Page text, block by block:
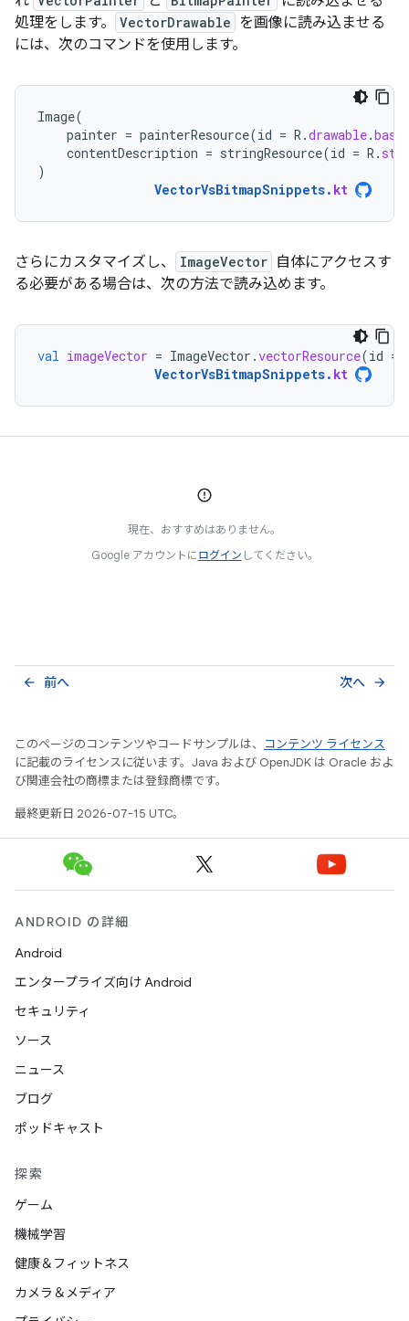
処理をします。
VectorDrawable を画像に読み込ませる
には、次のコマンドを使用します。
Image(
painter = painterResource(id = R .drawable.
contentDescription = stringResource(id = R .
)
VectorVsBitmapSnippets. kt
さらにカスタマイズし、 ImageVector 自体にアクセスす
る必要がある場合は、次の方法で読み込めます。
val imageVector = ImageVector .vectorResource(id =
VectorVsBitmapSnippets. kt
現在、おすすめはありません。
Google アカウントに ログイン してください。
前へ
arrow_back 次へ arrow_forward
このページのコンテンツやコードサンプルは、
コンテンツ ライセンス
に記載のライセンスに従います。Java および OpenJDK は Oracle およ
び関連会社の商標または登録商標です。
最終更新日 2026-07-15 UTC。
ANDROID の詳細
Android
エンタープライズ向け Android
セキュリティ
ソース
ニュース
ブログ
ポッドキャスト
探索
ゲーム
機械学習
健康＆フィットネス
カメラ＆メディア